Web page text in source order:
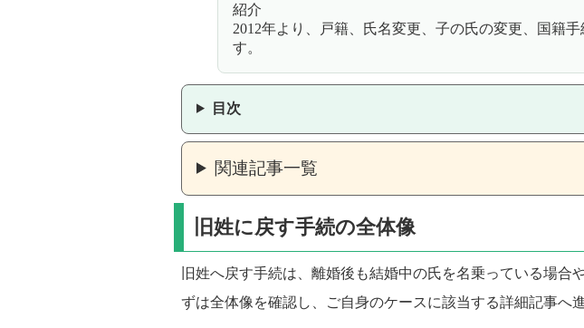
紹介
2012年より、戸籍、氏名変更、子の氏の変更、国籍
す。
目次
関連記事一覧
旧姓に戻す手続の全体像
旧姓へ戻す手続は、離婚後も結婚中の氏を名乗っている場
ずは全体像を確認し、ご自身のケースに該当する詳細記事へ